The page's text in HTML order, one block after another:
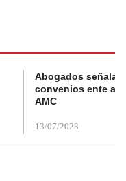
Abogados
convenios ente
AMC
13/07/2023